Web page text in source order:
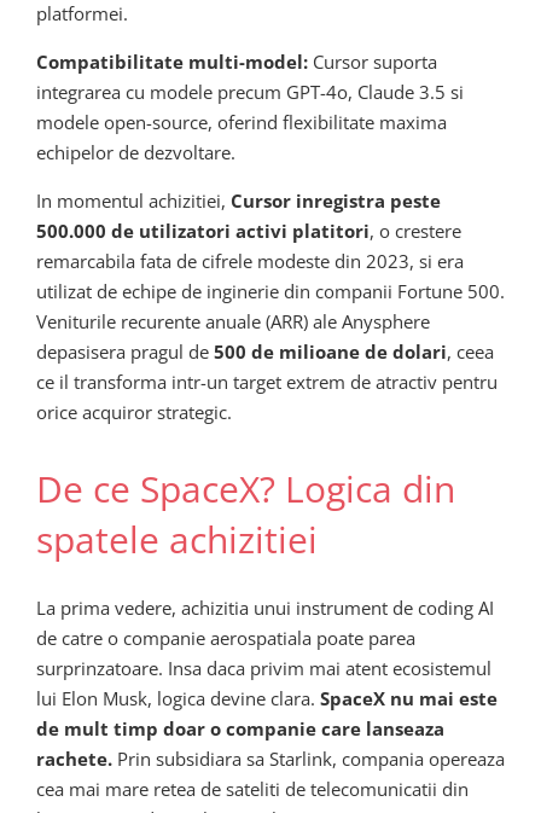
platformei.
Compatibilitate multi-model: Cursor suporta
integrarea cu modele precum GPT-4o, Claude 3.5 si
modele open-source, oferind flexibilitate maxima
echipelor de dezvoltare.
In momentul achizitiei, Cursor inregistra peste
500.000 de utilizatori activi platitori, o crestere
remarcabila fata de cifrele modeste din 2023, si era
utilizat de echipe de inginerie din companii Fortune 500.
Veniturile recurente anuale (ARR) ale Anysphere
depasisera pragul de 500 de milioane de dolari, ceea
ce il transforma intr-un target extrem de atractiv pentru
orice acquiror strategic.
De ce SpaceX? Logica din
spatele achizitiei
La prima vedere, achizitia unui instrument de coding AI
de catre o companie aerospatiala poate parea
surprinzatoare. Insa daca privim mai atent ecosistemul
lui Elon Musk, logica devine clara. SpaceX nu mai este
de mult timp doar o companie care lanseaza
rachete. Prin subsidiara sa Starlink, compania opereaza
cea mai mare retea de sateliti de telecomunicatii din